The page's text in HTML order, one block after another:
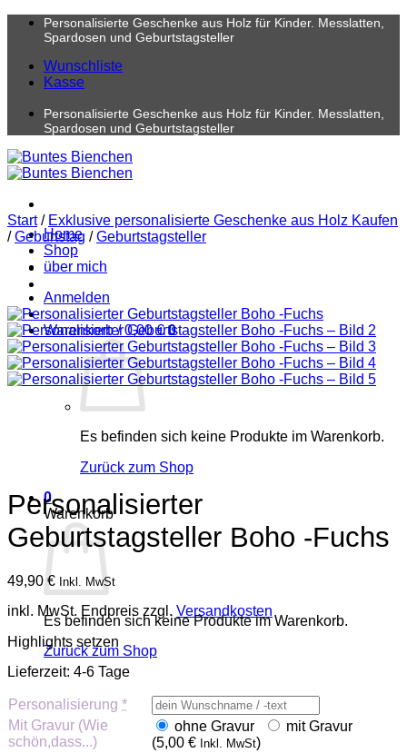
Zum
Personalisierte Geschenke aus Holz für Kinder. Messlatten,
Spardosen und Geburtstagsteller
Wunschliste
Kasse
Personalisierte Geschenke aus Holz für Kinder. Messlatten,
Spardosen und Geburtstagsteller
Home
Shop
über mich
Anmelden
Warenkorb /0,00€ 0
Es befinden sich keine Produkte im Warenkorb.
Zurück zum Shop
0
Warenkorb
Es befinden sich keine Produkte im Warenkorb.
Zurück zum Shop
Start / Exklusive personalisierte Geschenke aus Holz Kaufen
/ Geburtstag / Geburtstagsteller
Personalisierter
Geburtstagsteller Boho -Fuchs
49,90€ Inkl. MwSt
inkl. MwSt. Endpreis zzgl. Versandkosten
Highlights setzen
Lieferzeit: 4-6 Tage
Personalisierung *
Mit Gravur (Wie
schön,dass...)
ohne Gravur
mit Gravur
(5,00 € Inkl. MwSt)